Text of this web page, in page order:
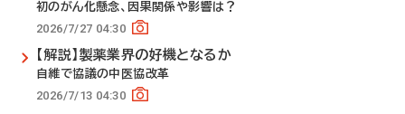
初のがん化懸念、因果関係や影響は？
2026/7/27 04:30
【解説】製薬業界の好機となるか
自維で協議の中医協改革
2026/7/13 04:30